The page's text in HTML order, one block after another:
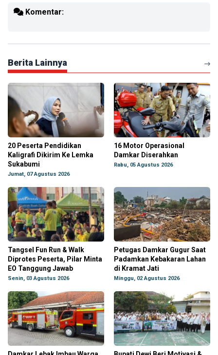
Komentar:
Berita Lainnya
20 Peserta Pendidikan
Kaligrafi Dikirim Ke Lemka
Sukabumi
Jumat, 07 Agustus 2026
16 Motor Operasional
Damkar Diserahkan
Rabu, 05 Agustus 2026
Tangsel Fun Run & Walk
Diprotes Peserta, Pilar Minta
EO Tanggung Jawab
Senin, 03 Agustus 2026
Petugas Damkar Gugur Saat
Padamkan Kebakaran Lahan
di Kramat Jati
Minggu, 02 Agustus 2026